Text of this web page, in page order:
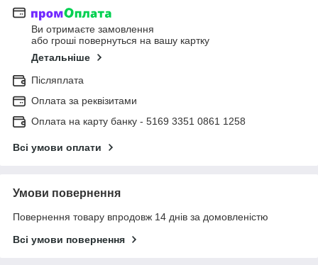
Ви отримаєте замовлення
або гроші повернуться на вашу картку
Детальніше
Післяплата
Оплата за реквізитами
Оплата на карту банку - 5169 3351 0861 1258
Всі умови оплати
Умови повернення
Повернення товару впродовж 14 днів за домовленістю
Всі умови повернення